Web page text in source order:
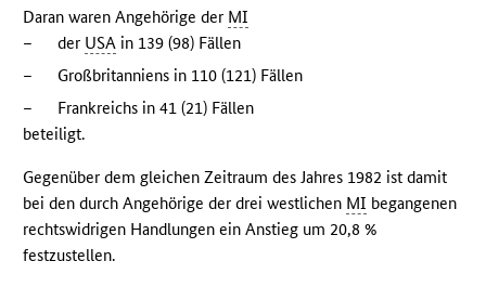
Daran waren Angehörige der MI
–
der USA in 139 (98) Fällen
–
Großbritanniens in 110 (121) Fällen
–
Frankreichs in 41 (21) Fällen
beteiligt.
Gegenüber dem gleichen Zeitraum des Jahres 1982 ist damit
bei den durch Angehörige der drei westlichen MI begangenen
rechtswidrigen Handlungen ein Anstieg um 20,8 %
festzustellen.